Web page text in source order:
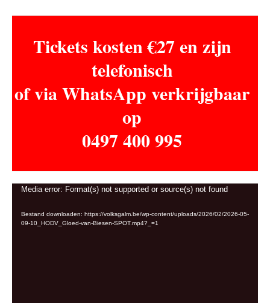
Tickets kosten €27 en zijn
telefonisch
of via WhatsApp verkrijgbaar
op
0497 400 995
Videospeler
Media error: Format(s) not supported or source(s) not found
Bestand downloaden: https://volksgalm.be/wp-content/uploads/2026/02/2026-05-
09-10_HODV_Gloed-van-Biesen-SPOT.mp4?_=1